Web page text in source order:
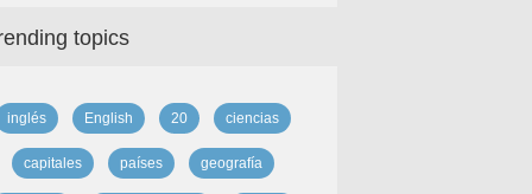
topics
inglés English 20 ciencias
capitales países geografía